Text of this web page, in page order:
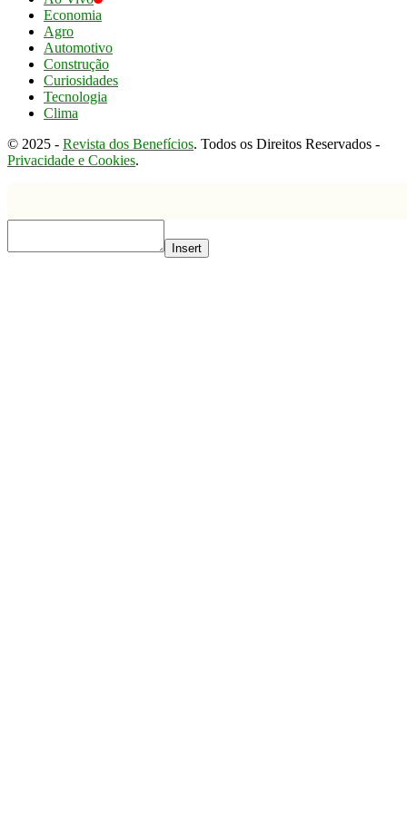
Economia
Agro
Automotivo
Construção
Curiosidades
Tecnologia
Clima
© 2025 - Revista dos Benefícios. Todos os Direitos Reservados -
Privacidade e Cookies.
Insert